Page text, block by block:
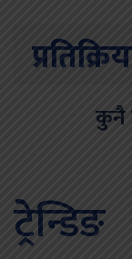
कुनै
ट्रेन्डिङ